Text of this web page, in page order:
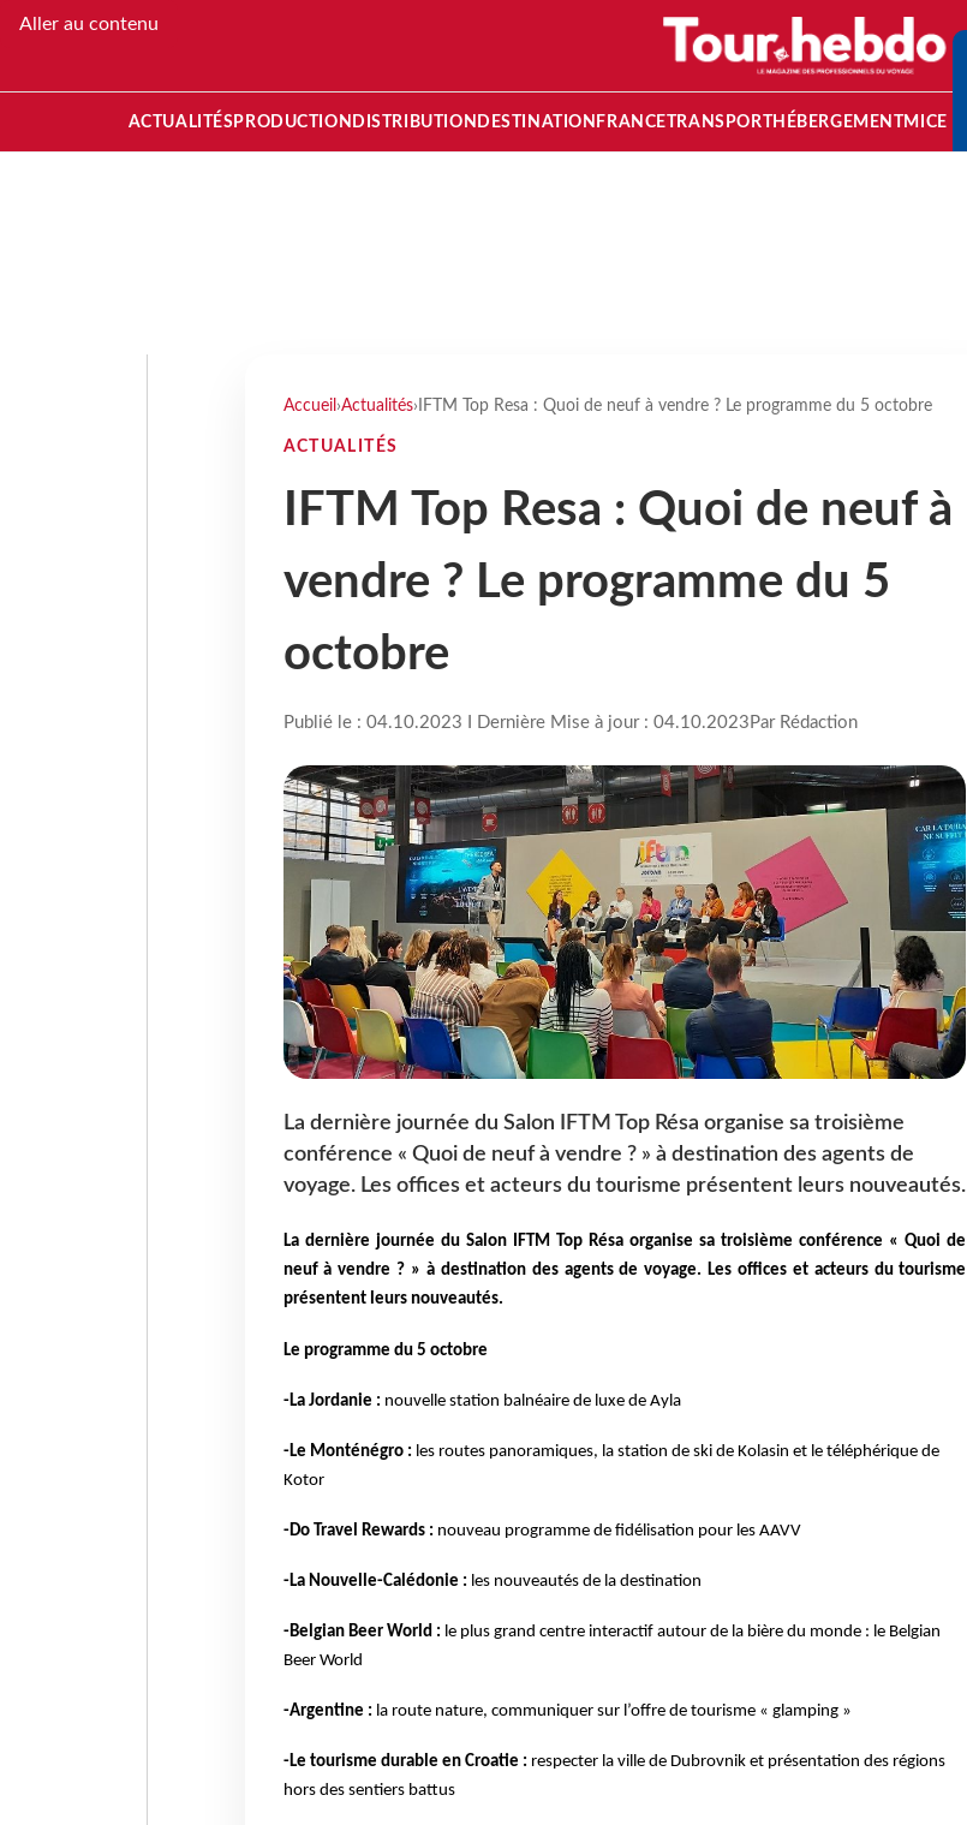
Aller au contenu
ACTUALITÉS PRODUCTION DISTRIBUTION DESTINATION FRANCETRANSPORT HÉBERGEMENTMICE
Accueil ›Actualités› IFTM Top Resa : Quoi de neuf à vendre ? Le programme du 5 octobre
ACTUALITÉS
IFTM Top Resa : Quoi de neuf à
vendre ? Le programme du 5
octobre
Publié le : 04.10.2023 I Dernière Mise à jour : 04.10.2023 Par Rédaction
La dernière journée du Salon IFTM Top Résa organise sa troisième
conférence « Quoi de neuf à vendre ? » à destination des agents de
voyage. Les offices et acteurs du tourisme présentent leurs nouveautés.
La dernière journée du Salon IFTM Top Résa organise sa troisième conférence « Quoi de
neuf à vendre ? » à destination des agents de voyage. Les offices et acteurs du tourisme
présentent leurs nouveautés.
Le programme du 5 octobre
-La Jordanie : nouvelle station balnéaire de luxe de Ayla
-Le Monténégro : les routes panoramiques, la station de ski de Kolasin et le téléphérique de
Kotor
-Do Travel Rewards : nouveau programme de fidélisation pour les AAVV
-La Nouvelle-Calédonie : les nouveautés de la destination
-Belgian Beer World : le plus grand centre interactif autour de la bière du monde : le Belgian
Beer World
-Argentine : la route nature, communiquer sur l’offre de tourisme « glamping »
-Le tourisme durable en Croatie : respecter la ville de Dubrovnik et présentation des régions
hors des sentiers battus